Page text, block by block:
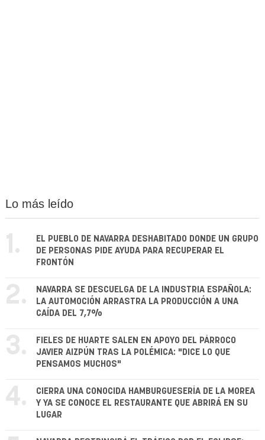
Lo más leído
1.
EL PUEBLO DE NAVARRA DESHABITADO DONDE UN GRUPO
DE PERSONAS PIDE AYUDA PARA RECUPERAR EL
FRONTÓN
2.
NAVARRA SE DESCUELGA DE LA INDUSTRIA ESPAÑOLA:
LA AUTOMOCIÓN ARRASTRA LA PRODUCCIÓN A UNA
CAÍDA DEL 7,7%
3.
FIELES DE HUARTE SALEN EN APOYO DEL PÁRROCO
JAVIER AIZPÚN TRAS LA POLÉMICA: "DICE LO QUE
PENSAMOS MUCHOS"
4.
CIERRA UNA CONOCIDA HAMBURGUESERÍA DE LA MOREA
Y YA SE CONOCE EL RESTAURANTE QUE ABRIRÁ EN SU
LUGAR